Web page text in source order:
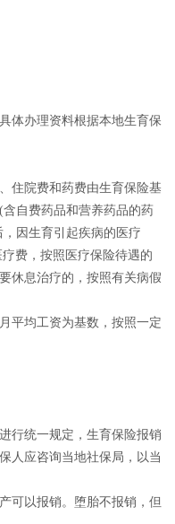
体办理资料根据本地生育保
住院费和药费由生育保险基
自费药品和营养药品的药
因生育引起疾病的医疗
费，按照医疗保险待遇的
休息治疗的，按照有关病假
平均工资为基数，按照一定
行统一规定，生育保险报销
人应咨询当地社保局，以当
可以报销。堕胎不报销，但